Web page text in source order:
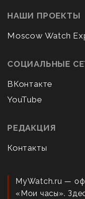
НАШИ ПРОЕКТЫ
Moscow Watch
СОЦИАЛЬНЫЕ
ВКонтакте
YouTube
РЕДАКЦИЯ
Контакты
MyWatch.ru —
«Мои часы».